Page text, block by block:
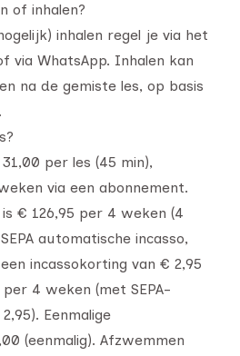
of inhalen?
inhalen regel je via het
via WhatsApp. Inhalen kan
na de gemiste les, op basis
per les (45 min),
via een abonnement.
€ 126,95 per 4 weken (4
automatische incasso,
incassokorting van € 2,95
4 weken (met SEPA-
Eenmalige
(eenmalig). Afzwemmen